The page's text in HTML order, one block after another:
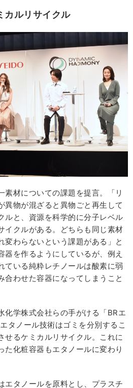
カルリサイクル
素材についての課題を提言。「リ
異物が混ざると異物ごと再生して
ルと、資源を科学的に分子レベル
イクルがある。どちらも同じ素材
変わらないという課題がある」と
器を作るようにしているが、例え
ている純粋レチノールは酸素に弱
合わせた容器になってしまうこと
化学株式会社らの手がける「BRエ
タノール技術はゴミを分別するこ
せるケミカルリサイクル。これに
た化粧容器もエタノールに変わり
エタノールを原料とし、プラスチ